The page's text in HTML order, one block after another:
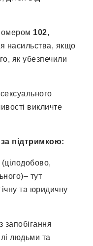
102,
насильства, якщо
як убезпечили
викличте
підтримкою:
(цілодобово,
тут
та юридичну
запобігання
людьми та